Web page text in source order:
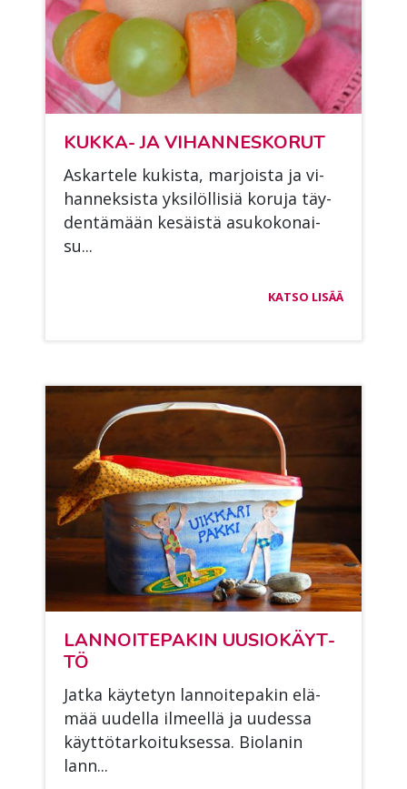
KUK­KA- JA VI­HAN­NES­KO­RUT
As­kar­te­le ku­kis­ta, mar­jois­ta ja vi­
han­nek­sis­ta yk­si­löl­li­siä ko­ru­ja täy­
den­tä­mään ke­säis­tä asu­ko­ko­nai­
su...
KATSO LISÄÄ
LAN­NOI­TE­PA­KIN UUSIO­KÄYT­
TÖ
Jat­ka käy­te­tyn lan­noi­te­pa­kin elä­
mää uu­del­la il­meel­lä ja uu­des­sa
käyt­tö­tar­koi­tuk­ses­sa. Bio­la­nin
lann...